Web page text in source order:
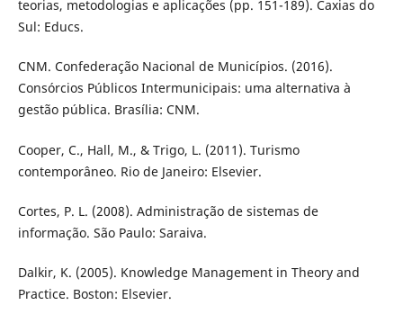
teorias, metodologias e aplicações (pp. 151-189). Caxias do
Sul: Educs.
CNM. Confederação Nacional de Municípios. (2016).
Consórcios Públicos Intermunicipais: uma alternativa à
gestão pública. Brasília: CNM.
Cooper, C., Hall, M., & Trigo, L. (2011). Turismo
contemporâneo. Rio de Janeiro: Elsevier.
Cortes, P. L. (2008). Administração de sistemas de
informação. São Paulo: Saraiva.
Dalkir, K. (2005). Knowledge Management in Theory and
Practice. Boston: Elsevier.